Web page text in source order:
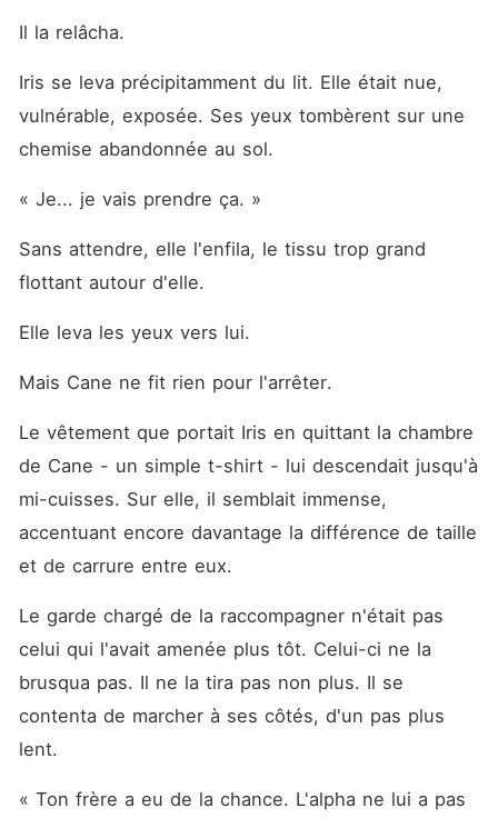
Il la relâcha.
Iris se leva précipitamment du lit. Elle était nue,
vulnérable, exposée. Ses yeux tombèrent sur une
chemise abandonnée au sol.
« Je... je vais prendre ça. »
Sans attendre, elle l'enfila, le tissu trop grand
flottant autour d'elle.
Elle leva les yeux vers lui.
Mais Cane ne fit rien pour l'arrêter.
Le vêtement que portait Iris en quittant la chambre
de Cane - un simple t-shirt - lui descendait jusqu'à
mi-cuisses. Sur elle, il semblait immense,
accentuant encore davantage la différence de taille
et de carrure entre eux.
Le garde chargé de la raccompagner n'était pas
celui qui l'avait amenée plus tôt. Celui-ci ne la
brusqua pas. Il ne la tira pas non plus. Il se
contenta de marcher à ses côtés, d'un pas plus
lent.
« Ton frère a eu de la chance. L'alpha ne lui a pas